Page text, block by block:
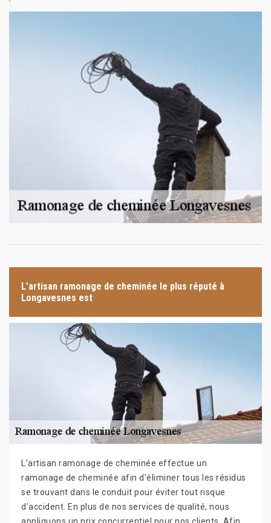
L’artisan ramonage de cheminée le plus réputé à
Longavesnes est
L’artisan ramonage de cheminée effectue un
ramonage de cheminée afin d’éliminer tous les résidus
se trouvant dans le conduit pour éviter tout risque
d’accident. En plus de nos services de qualité, nous